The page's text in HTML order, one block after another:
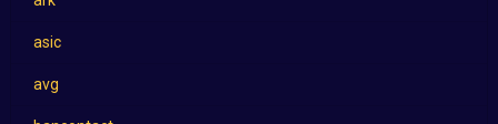
asic
avg